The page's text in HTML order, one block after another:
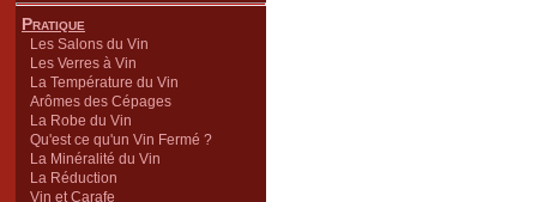
Pratique
Les Salons du Vin
Les Verres à Vin
La Température du Vin
Arômes des Cépages
La Robe du Vin
Qu'est ce qu'un Vin Fermé ?
La Minéralité du Vin
La Réduction
Vin et Carafe